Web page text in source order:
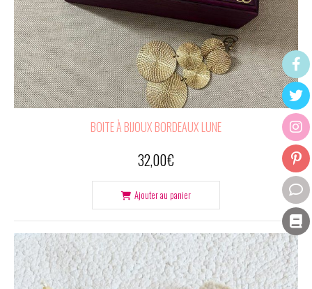
BOITE À BIJOUX BORDEAUX LUNE
32,00€
Ajouter au panier